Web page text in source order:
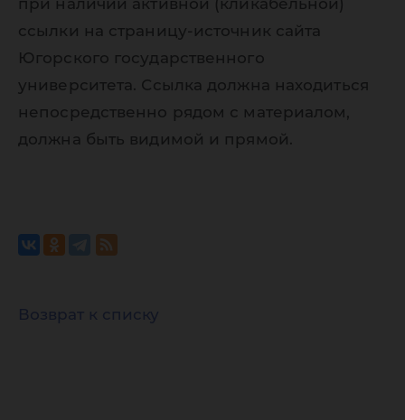
ссылки на страницу-источник сайта
Югорского государственного
университета. Ссылка должна находиться
непосредственно рядом с материалом,
должна быть видимой и прямой.
Возврат к списку